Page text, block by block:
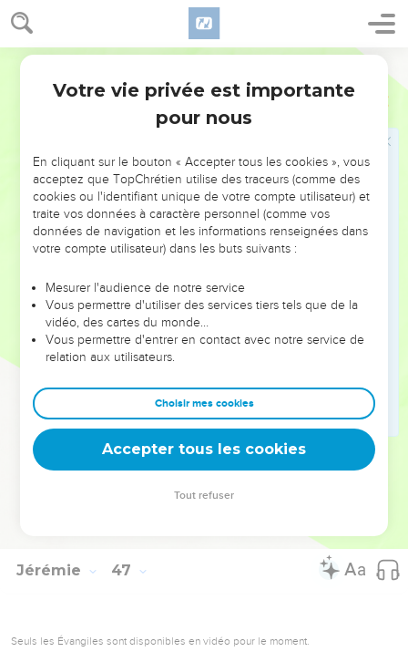
Jérémie 46
ne peut pas les compter.
La fille de l'Egypte est couverte de honte, elle est livrée
entre les mains du peuple du nord.
L'Eternel, le maître de l’univers, le Dieu d'Israël, a dit : Je
vais intervenir contre le dieu Amon de No, contre le pharaon,
l'Egypte, ses dieux et ses rois, contre le pharaon et ceux qui
ont placé leur confiance en lui.
Je les livrerai entre les mains de ceux qui en veulent à
leur vie, entre les mains de Nebucadnetsar, roi de Babylone,
et de ses serviteurs. Cependant, après cela, l'Egypte
retrouvera sa situation passée, déclare l'Eternel.
Israël délivré
Quant à toi, mon serviteur Jacob, n’aie pas peur ! Ne te
laisse pas effrayer, Israël ! En effet, je vais te délivrer de la
elle est déportée. Jacob reviendra pour connaître la
tranquillité et la sécurité. Plus personne ne l’inquiétera.
Toi, mon serviteur Jacob, n’aie pas peur, déclare l'Eternel.
En effet, je suis moi-même avec toi. J'exterminerai toutes les
nations où je t'ai dispersé, mais toi, je ne t'exterminerai pas.
Jérémie 47
Seuls les Évangiles sont disponibles en vidéo pour le moment.
Votre vie privée est importante
pour nous
En cliquant sur le bouton « Accepter tous les cookies », vous
acceptez que TopChrétien utilise des traceurs (comme des
cookies ou l'identifiant unique de votre compte utilisateur) et
traite vos données à caractère personnel (comme vos
données de navigation et les informations renseignées dans
votre compte utilisateur) dans les buts suivants :
Mesurer l'audience de notre service
Vous permettre d'utiliser des services tiers tels que de la
vidéo, des cartes du monde…
Vous permettre d'entrer en contact avec notre service de
relation aux utilisateurs.
Choisir mes cookies
Accepter tous les cookies
Tout refuser